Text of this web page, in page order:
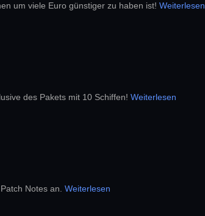
um viele Euro günstiger zu haben ist! Weiterlesen
des Pakets mit 10 Schiffen! Weiterlesen
Notes an. Weiterlesen